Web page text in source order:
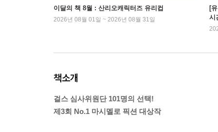
이달의 책 8월 : 산리오캐릭터즈 유리컵
2026년 08월 01일 ~ 2026년 08월 31일
[
시
책소개
걸스 심사위원단 101명의 선택!
제3회 No.1 마시멜로 픽션 대상작